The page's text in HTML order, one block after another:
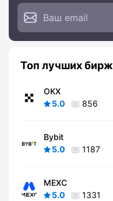
Топ лучших бирж
OKX
5.0
856
Bybit
5.0
1187
MEXC
5.0
1331